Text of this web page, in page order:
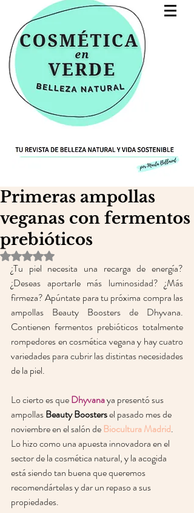
Primeras ampollas
veganas con fermentos
prebióticos
Obtuvo NaN de 5 estrellas.
¿Tu piel necesita una recarga de energía?
¿Deseas aportarle más luminosidad? ¿Más
firmeza? Apúntate para tu próxima compra las
ampollas Beauty Boosters de Dhyvana.
Contienen fermentos prebióticos totalmente
rompedores en cosmética vegana y hay cuatro
variedades para cubrir las distintas necesidades
de la piel.
Lo cierto es que Dhyvana ya presentó sus
ampollas Beauty Boosters el pasado mes de
noviembre en el salón de Biocultura Madrid.
Lo hizo como una apuesta innovadora en el
sector de la cosmética natural, y la acogida
está siendo tan buena que queremos
recomendártelas y dar un repaso a sus
propiedades.